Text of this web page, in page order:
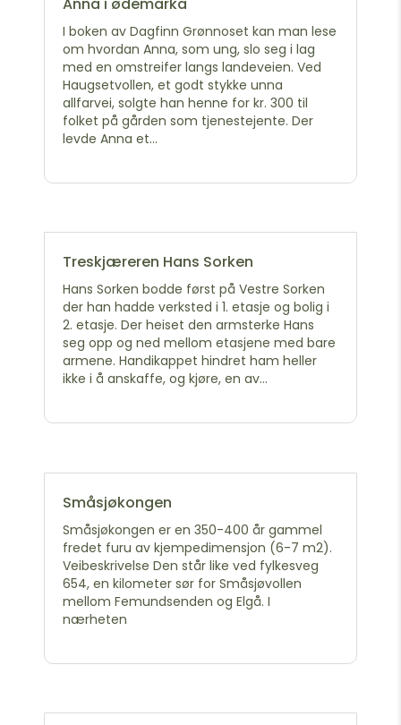
I boken av Dagfinn Grønnoset kan man lese
om hvordan Anna, som ung, slo seg i lag
med en omstreifer langs landeveien. Ved
Haugsetvollen, et godt stykke unna
allfarvei, solgte han henne for kr. 300 til
folket på gården som tjenestejente. Der
levde Anna et...
Treskjæreren Hans Sorken
Hans Sorken bodde først på Vestre Sorken
der han hadde verksted i 1. etasje og bolig i
2. etasje. Der heiset den armsterke Hans
seg opp og ned mellom etasjene med bare
armene. Handikappet hindret ham heller
ikke i å anskaffe, og kjøre, en av...
Småsjøkongen
Småsjøkongen er en 350-400 år gammel
fredet furu av kjempedimensjon (6-7 m2).
Veibeskrivelse Den står like ved fylkesveg
654, en kilometer sør for Småsjøvollen
mellom Femundsenden og Elgå. I
nærheten